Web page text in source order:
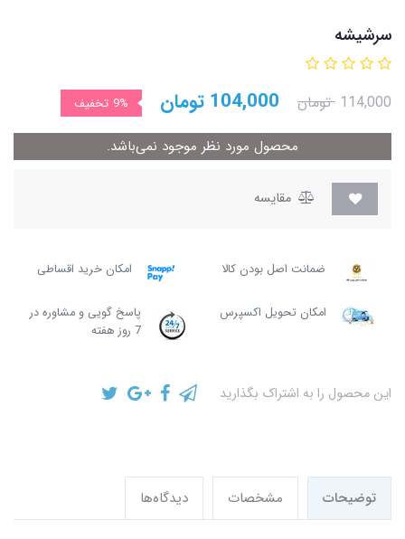
سرشیشه
114,000 تومان 104,000 تومان 9% تخفیف
محصول مورد نظر موجود نمی‌باشد.
مقایسه
ضمانت اصل بودن کالا امکان خرید اقساطی
امکان تحویل اکسپرس
پاسخ گویی و مشاوره در
7 روز هفته
این محصول را به اشتراک بگذارید
توضیحات مشخصات دیدگاه‌ها